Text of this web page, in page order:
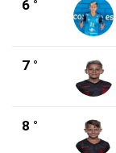
6 °
7 °
8 °